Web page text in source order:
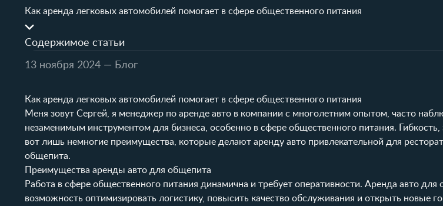
Как аренда легковых автомобилей помогает в сфере общественного питания
Содержимое статьи
13 ноября 2024 — Блог
Как аренда легковых автомобилей помогает в сфере общественного питания
Меня зовут Сергей, я менеджер по аренде авто в компании с многолетним опытом, часто
незаменимым инструментом для бизнеса, особенно в сфере общественного питания.
вот лишь немногие преимущества, которые делают аренду авто привлекательной для
общепита.
Преимущества аренды авто для общепита
Работа в сфере общественного питания динамична и требует оперативности. Аренда авто
возможность оптимизировать логистику, повысить качество обслуживания и открыть новые